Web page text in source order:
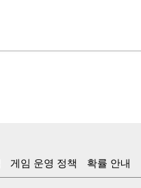
게임 운영 정책 확률 안내